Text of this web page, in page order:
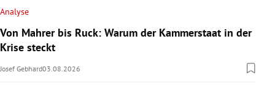
Analyse
Von Mahrer bis Ruck: Warum der Kammerstaat in der
Krise steckt
Josef Gebhard03.08.2026